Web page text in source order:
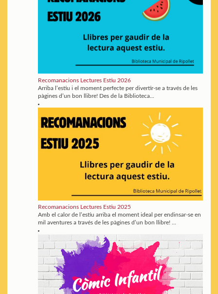
Recomanacions Lectures Estiu 2026
Arriba l’estiu i el moment perfecte per divertir-se a través de les
pàgines d’un bon llibre! Des de la Biblioteca...
Recomanacions Lectures Estiu 2025
Amb el calor de l’estiu arriba el moment ideal per endinsar-se en
mil aventures a través de les pàgines d’un bon llibre! ...